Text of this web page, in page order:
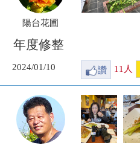
陽台花圃
年度修整
2024/01/10 讚 11 人